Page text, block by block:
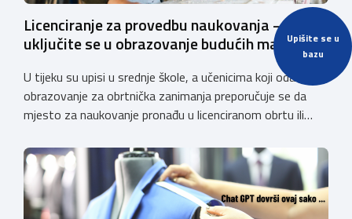
Upišite se u
bazu
Licenciranje za provedbu naukovanja –
uključite se u obrazovanje budućih majstora
U tijeku su upisi u srednje škole, a učenicima koji odabiru
obrazovanje za obrtnička zanimanja preporučuje se da
mjesto za naukovanje pronađu u licenciranom obrtu ili
koji još nemaju licenciju da pokrenu postupak
licenciranja kako bi budućim učenicima omogućili
kvalitetno i sigurno stjecanje praktičnih znanja, a
istodobno ulagali u razvoj […]